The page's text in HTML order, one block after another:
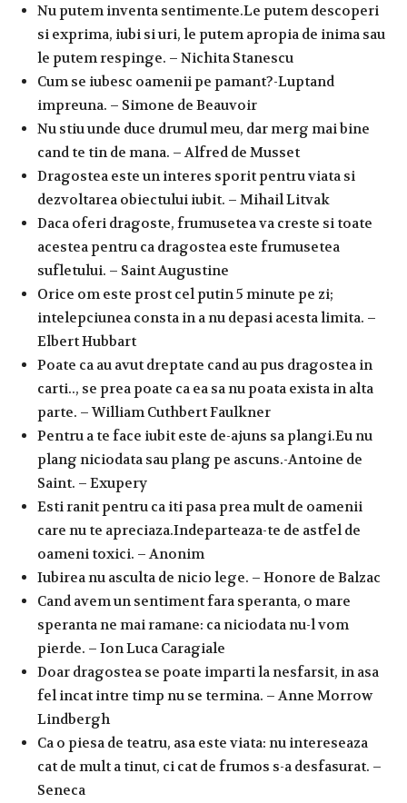
Nu putem inventa sentimente.Le putem descoperi
si exprima, iubi si uri, le putem apropia de inima sau
le putem respinge. – Nichita Stanescu
Cum se iubesc oamenii pe pamant?-Luptand
impreuna. – Simone de Beauvoir
Nu stiu unde duce drumul meu, dar merg mai bine
cand te tin de mana. – Alfred de Musset
Dragostea este un interes sporit pentru viata si
dezvoltarea obiectului iubit. – Mihail Litvak
Daca oferi dragoste, frumusetea va creste si toate
acestea pentru ca dragostea este frumusetea
sufletului. – Saint Augustine
Orice om este prost cel putin 5 minute pe zi;
intelepciunea consta in a nu depasi acesta limita. –
Elbert Hubbart
Poate ca au avut dreptate cand au pus dragostea in
carti.., se prea poate ca ea sa nu poata exista in alta
parte. – William Cuthbert Faulkner
Pentru a te face iubit este de-ajuns sa plangi.Eu nu
plang niciodata sau plang pe ascuns.-Antoine de
Saint. – Exupery
Esti ranit pentru ca iti pasa prea mult de oamenii
care nu te apreciaza.Indeparteaza-te de astfel de
oameni toxici. – Anonim
Iubirea nu asculta de nicio lege. – Honore de Balzac
Cand avem un sentiment fara speranta, o mare
speranta ne mai ramane: ca niciodata nu-l vom
pierde. – Ion Luca Caragiale
Doar dragostea se poate imparti la nesfarsit, in asa
fel incat intre timp nu se termina. – Anne Morrow
Lindbergh
Ca o piesa de teatru, asa este viata: nu intereseaza
cat de mult a tinut, ci cat de frumos s-a desfasurat. –
Seneca